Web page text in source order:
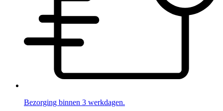
Bezorging binnen 3 werkdagen.